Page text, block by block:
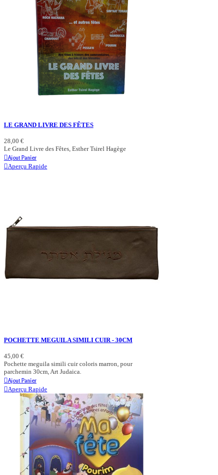
LE GRAND LIVRE DES FÊTES
28,00 €
Le Grand Livre des Fêtes, Esther Tsirel Hagège
Ajout Panier
Aperçu Rapide
POCHETTE MEGUILA SIMILI CUIR - 30CM
45,00 €
Pochette meguila simili cuir coloris marron, pour
parchemin 30cm, Art Judaica.
Ajout Panier
Aperçu Rapide